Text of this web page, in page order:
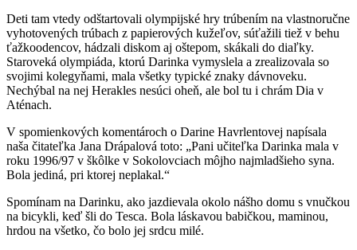
Deti tam vtedy odštartovali olympijské hry trúbením na vlastnoručne
vyhotovených trúbach z papierových kužeľov, súťažili tiež v behu
ťažkoodencov, hádzali diskom aj oštepom, skákali do diaľky.
Staroveká olympiáda, ktorú Darinka vymyslela a zrealizovala so
svojimi kolegyňami, mala všetky typické znaky dávnoveku.
Nechýbal na nej Herakles nesúci oheň, ale bol tu i chrám Dia v
Aténach.
V spomienkových komentároch o Darine Havrlentovej napísala
naša čitateľka Jana Drápalová toto: „Pani učiteľka Darinka mala v
roku 1996/97 v škôlke v Sokolovciach môjho najmladšieho syna.
Bola jediná, pri ktorej neplakal.“
Spomínam na Darinku, ako jazdievala okolo nášho domu s vnučkou
na bicykli, keď šli do Tesca. Bola láskavou babičkou, maminou,
hrdou na všetko, čo bolo jej srdcu milé.